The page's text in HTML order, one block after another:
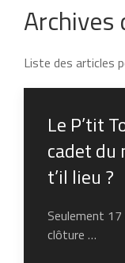
Archives
Liste des articles
Le P’tit
cadet du
t’il lieu ?
Seulement
clôture …